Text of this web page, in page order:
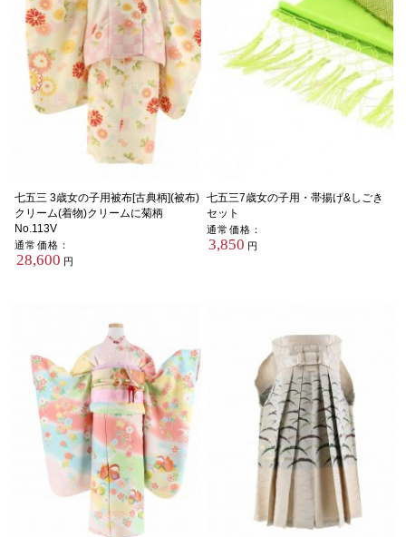
七五三 3歳女の子用被布[古典柄](被布)
クリーム(着物)クリームに菊柄
No.113V
通常価格：
28,600 円
七五三7歳女の子用・帯揚げ&しごき
セット
通常価格：
3,850 円